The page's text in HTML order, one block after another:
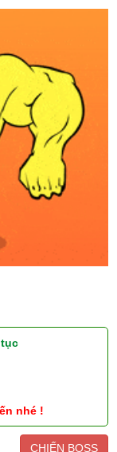
nhé !
CHIẾN BOSS